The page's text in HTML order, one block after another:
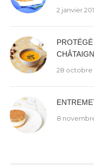
2 janvier
28 octobre
8